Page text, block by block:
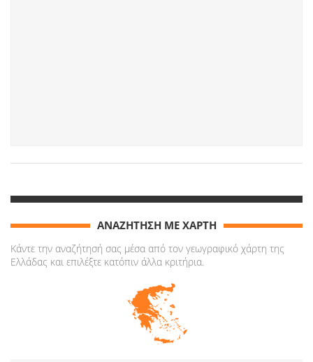
ΑΝΑΖΗΤΗΣΗ ΜΕ ΧΑΡΤΗ
Κάντε την αναζήτησή σας μέσα από τον γεωγραφικό χάρτη της
Ελλάδας και επιλέξτε κατόπιν άλλα κριτήρια.